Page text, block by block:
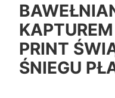
PRINT
ŚNIEGU